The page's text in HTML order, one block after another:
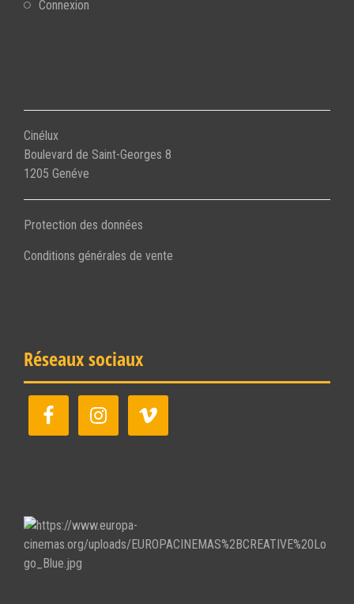
Connexion
Cinélux
Boulevard de Saint-Georges 8
1205 Genéve
Protection des données
Conditions générales de vente
Réseaux sociaux